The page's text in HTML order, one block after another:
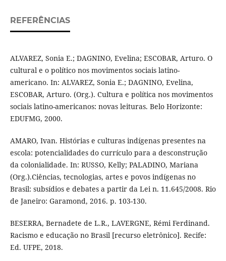
REFERÊNCIAS
ALVAREZ, Sonia E.; DAGNINO, Evelina; ESCOBAR, Arturo. O
cultural e o político nos movimentos sociais latino-
americano. In: ALVAREZ, Sonia E.; DAGNINO, Evelina,
ESCOBAR, Arturo. (Org.). Cultura e política nos movimentos
sociais latino-americanos: novas leituras. Belo Horizonte:
EDUFMG, 2000.
AMARO, Ivan. Histórias e culturas indígenas presentes na
escola: potencialidades do currículo para a desconstrução
da colonialidade. In: RUSSO, Kelly; PALADINO, Mariana
(Org.).Ciências, tecnologias, artes e povos indígenas no
Brasil: subsídios e debates a partir da Lei n. 11.645/2008. Rio
de Janeiro: Garamond, 2016. p. 103-130.
BESERRA, Bernadete de L.R., LAVERGNE, Rémi Ferdinand.
Racismo e educação no Brasil [recurso eletrônico]. Recife:
Ed. UFPE, 2018.